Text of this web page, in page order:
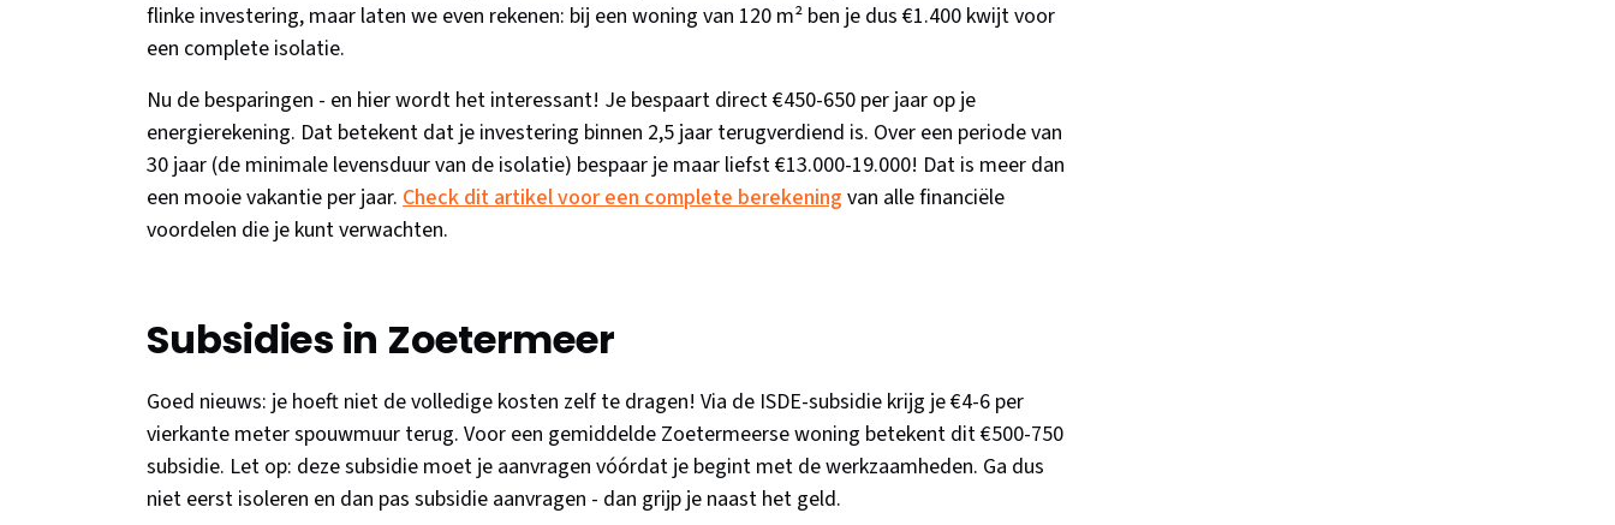
flinke investering, maar laten we even rekenen: bij een woning van 120 m² ben je dus €1.400 kwijt voor
een complete isolatie.
Nu de besparingen - en hier wordt het interessant! Je bespaart direct €450-650 per jaar op je
energierekening. Dat betekent dat je investering binnen 2,5 jaar terugverdiend is. Over een periode van
30 jaar (de minimale levensduur van de isolatie) bespaar je maar liefst €13.000-19.000! Dat is meer dan
een mooie vakantie per jaar. Check dit artikel voor een complete berekening van alle financiële
voordelen die je kunt verwachten.
Subsidies in Zoetermeer
Goed nieuws: je hoeft niet de volledige kosten zelf te dragen! Via de ISDE-subsidie krijg je €4-6 per
vierkante meter spouwmuur terug. Voor een gemiddelde Zoetermeerse woning betekent dit €500-750
subsidie. Let op: deze subsidie moet je aanvragen vóórdat je begint met de werkzaamheden. Ga dus
niet eerst isoleren en dan pas subsidie aanvragen - dan grijp je naast het geld.